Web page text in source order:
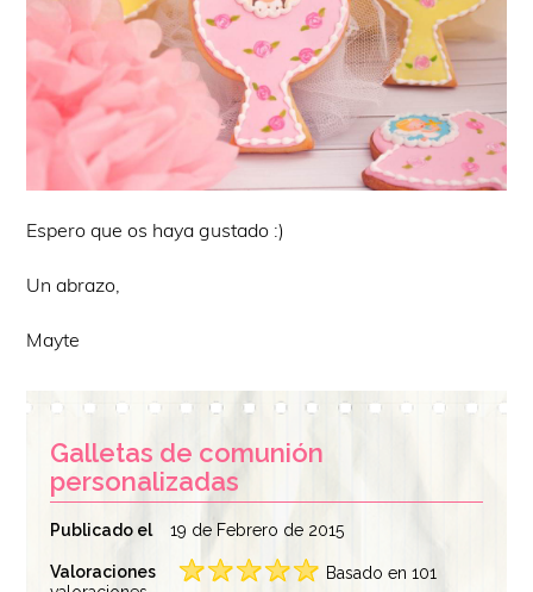
Espero que os haya gustado :)
Un abrazo,
Mayte
Galletas de comunión
personalizadas
Publicado el 19 de Febrero de 2015
Valoraciones
Basado en 101